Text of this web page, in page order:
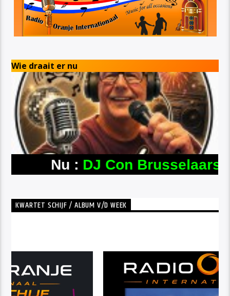
Wie draait er nu
KWARTET SCHIJF / ALBUM V/D WEEK